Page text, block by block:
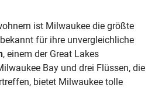
ist Milwaukee die größte
für ihre unvergleichliche
, einem der Great Lakes
Bay und drei Flüssen, die
bietet Milwaukee tolle